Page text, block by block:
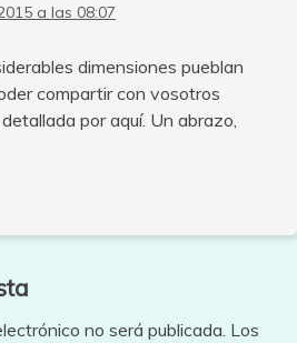
a las 08:07
dimensiones pueblan
compartir con vosotros
por aquí. Un abrazo,
no será publicada. Los